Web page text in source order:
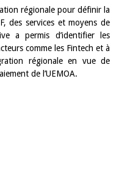
régionale pour définir la
des services et moyens de
a permis d’identifier les
comme les Fintech et à
régionale en vue de
de l’UEMOA.